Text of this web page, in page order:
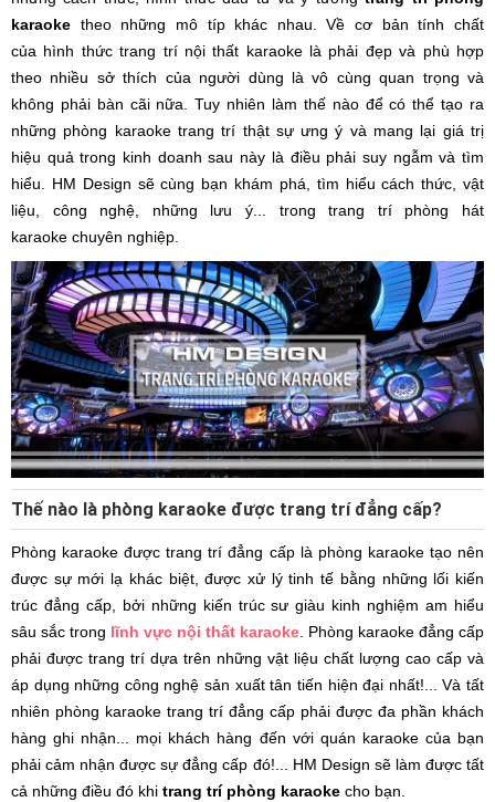
karaoke theo những mô típ khác nhau. Về cơ bản tính chất
của hình thức trang trí nội thất karaoke là phải đẹp và phù hợp
theo nhiều sở thích của người dùng là vô cùng quan trọng và
không phải bàn cãi nữa. Tuy nhiên làm thế nào để có thể tạo ra
những phòng karaoke trang trí thật sự ưng ý và mang lại giá trị
hiệu quả trong kinh doanh sau này là điều phải suy ngẫm và tìm
hiểu. HM Design sẽ cùng bạn khám phá, tìm hiểu cách thức, vật
liệu, công nghệ, những lưu ý... trong trang trí phòng hát
karaoke chuyên nghiệp.
Thế nào là phòng karaoke được trang trí đẳng cấp?
Phòng karaoke được trang trí đẳng cấp là phòng karaoke tạo nên
được sự mới lạ khác biệt, được xử lý tinh tế bằng những lối kiến
trúc đẳng cấp, bởi những kiến trúc sư giàu kinh nghiệm am hiểu
sâu sắc trong lĩnh vực nội thất karaoke . Phòng karaoke đẳng cấp
phải được trang trí dựa trên những vật liệu chất lượng cao cấp và
áp dụng những công nghệ sản xuất tân tiến hiện đại nhất!... Và tất
nhiên phòng karaoke trang trí đẳng cấp phải được đa phần khách
hàng ghi nhận... mọi khách hàng đến với quán karaoke của bạn
phải cảm nhận được sự đẳng cấp đó!... HM Design sẽ làm được tất
cả những điều đó khi trang trí phòng karaoke cho bạn.